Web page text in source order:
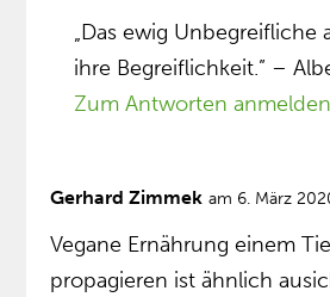
„Das ewig Unbegreifliche
ihre Begreiflichkeit.” –
Zum Antworten anmelden
Gerhard Zimmek am 6. März
Vegane Ernährung einem
propagieren ist ähnlich